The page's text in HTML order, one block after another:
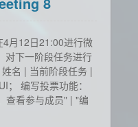
月12日21:00进行微
对下一阶段任务进行
名 | 当前阶段任务 |
编写投票功能：
查看参与成员" | "编